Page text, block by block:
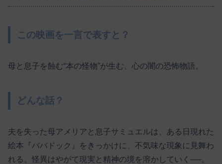
この映画を一言で表すと？
母と息子を蝕む“本の怪物”が生む、心の闇の恐怖物語。
どんな話？
夫を失った母アメリアと息子サミュエルは、ある日現れた
絵本『ババドック』をきっかけに、不気味な現象に見舞わ
れる。怪異はやがて現実と精神の境を溶かしていく──。